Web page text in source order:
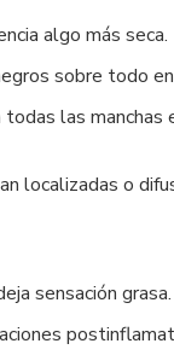
algo más seca.
sobre todo
las manchas
localizadas o
sensación grasa.